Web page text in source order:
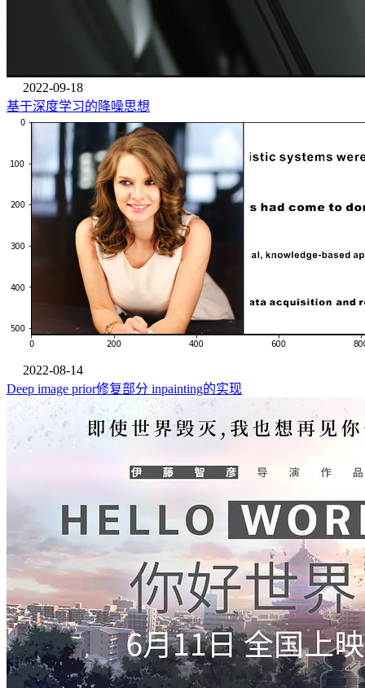
2022-09-18
基于深度学习的降噪思想
2022-08-14
Deep image prior修复部分 inpainting的实现